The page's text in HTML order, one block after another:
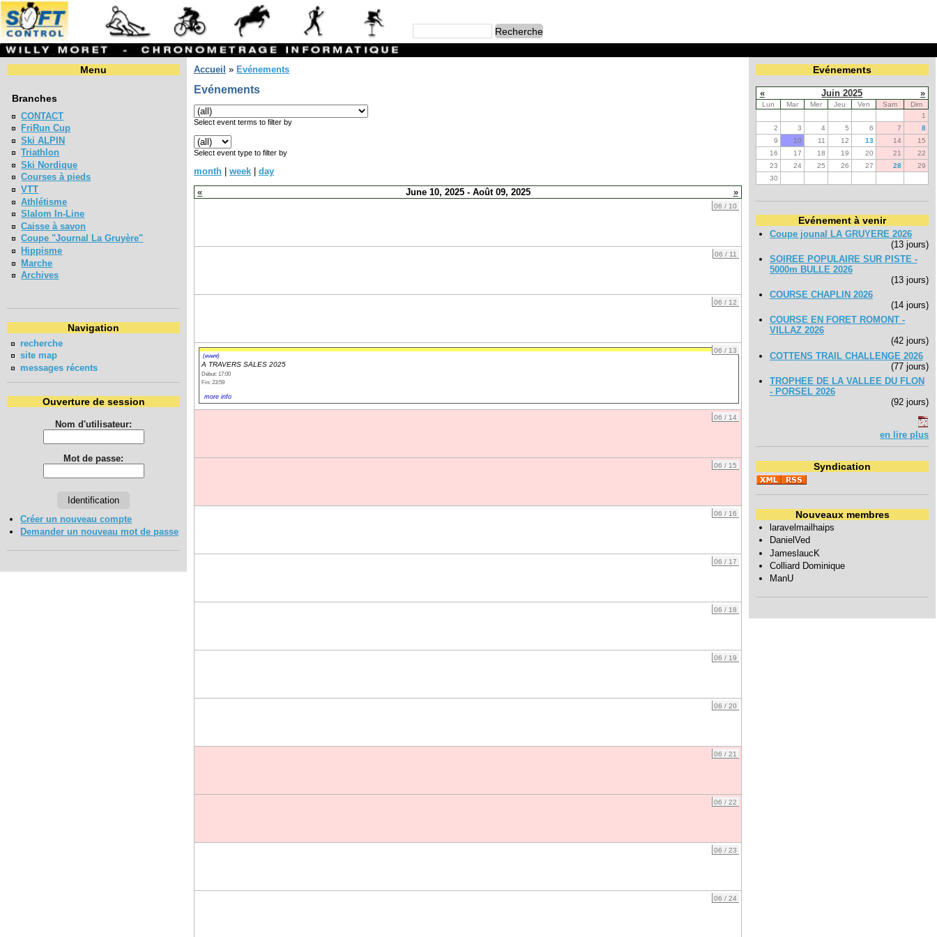
Menu
Branches
CONTACT
FriRun Cup
Ski ALPIN
Triathlon
Ski Nordique
Courses à pieds
VTT
Athlétisme
Slalom In-Line
Caisse à savon
Coupe "Journal La Gruyère"
Hippisme
Marche
Archives
Navigation
recherche
site map
messages récents
Ouverture de session
Nom d'utilisateur:
Mot de passe:
Créer un nouveau compte
Demander un nouveau mot de passe
Accueil » Evénements
Evénements
Select event terms to filter by
Select event type to filter by
month week
day
«
June 10, 2025 - Août 09, 2025 »
06 / 10
06 / 11
06 / 12
06 / 13
(event)
A TRAVERS SALES 2025
Début: 17:00
Fin: 23:59
more info
06 / 14
06 / 15
06 / 16
06 / 17
06 / 18
06 / 19
06 / 20
06 / 21
06 / 22
06 / 23
06 / 24
Evénements
« Juin 2025 »
Lun Mar Mer Jeu Ven Sam
Dim
1
2
3 4 5 6 7
8
9
10 11 12 13 14
15
16
17 18 19 20 21
22
23
24 25 26 27 28
29
30
Evénement à venir
Coupe jounal LA GRUYERE 2026
(13 jours)
SOIREE POPULAIRE SUR PISTE -
5000m BULLE 2026
(13 jours)
COURSE CHAPLIN 2026
(14 jours)
COURSE EN FORET ROMONT -
VILLAZ 2026
(42 jours)
COTTENS TRAIL CHALLENGE 2026
(77 jours)
TROPHEE DE LA VALLEE DU FLON
- PORSEL 2026
(92 jours)
en lire plus
Syndication
Nouveaux membres
laravelmailhaips
DanielVed
JameslaucK
Colliard Dominique
ManU